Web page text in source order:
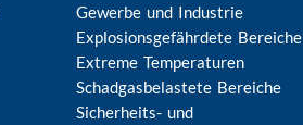
Gewerbe und Industrie
Explosionsgefährdete Bereiche
Extreme Temperaturen
Schadgasbelastete Bereiche
Sicherheits- und